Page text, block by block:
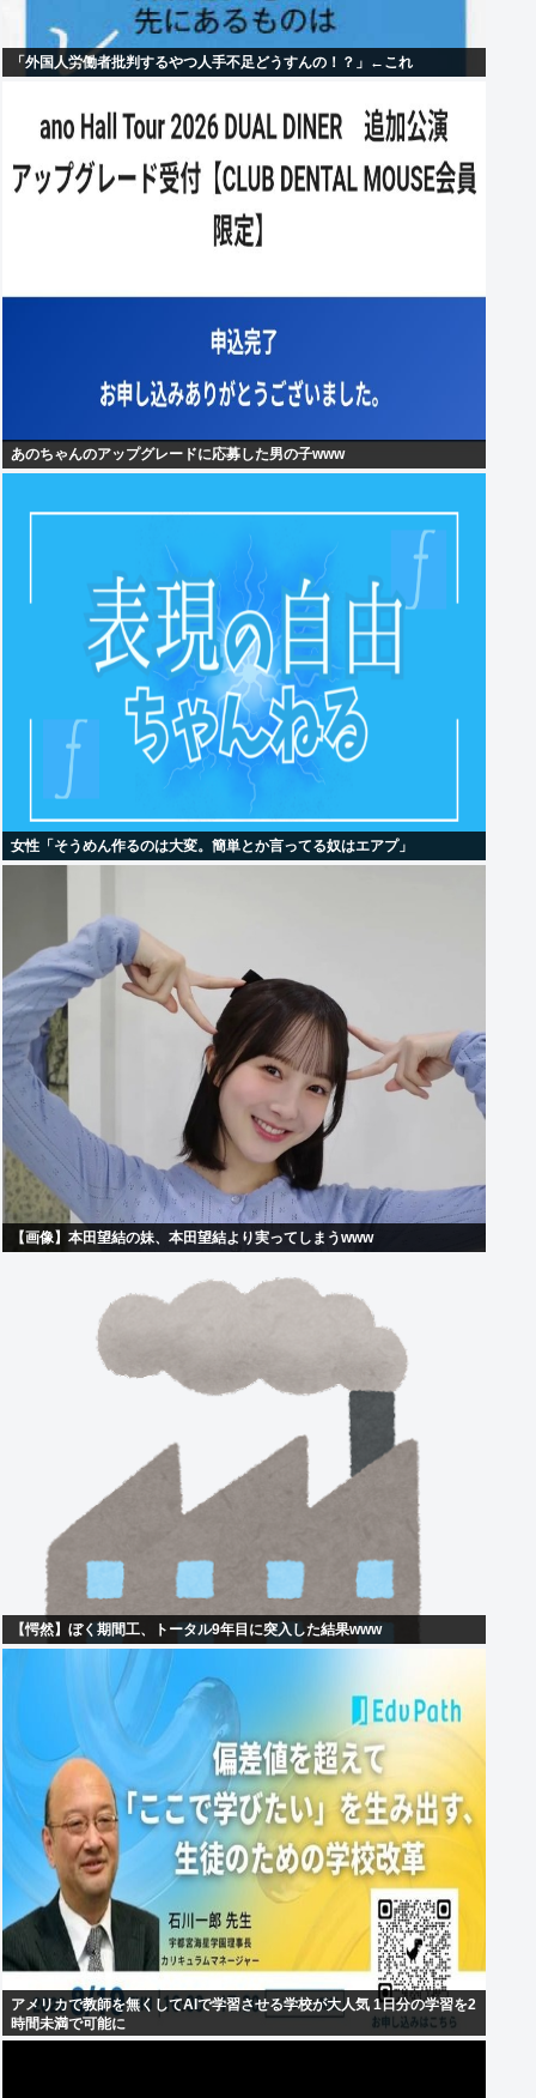
「外国人労働者批判するやつ人手不足どうすんの！？」←これ
あのちゃんのアップグレードに応募した男の子www
女性「そうめん作るのは大変。簡単とか言ってる奴はエアプ」
【画像】本田望結の妹、本田望結より実ってしまうwww
【愕然】ぼく期間工、トータル9年目に突入した結果www
アメリカで教師を無くしてAIで学習させる学校が大人気 1日分の学習を2
時間未満で可能に